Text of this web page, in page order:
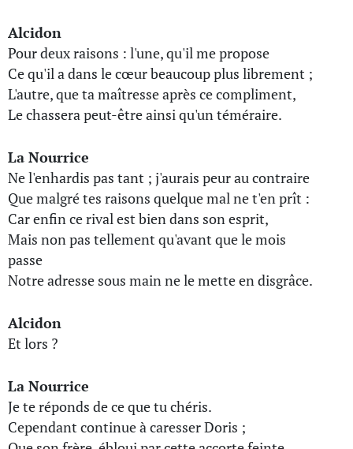
Alcidon
Pour deux raisons : l'une, qu'il me propose
Ce qu'il a dans le cœur beaucoup plus librement ;
L'autre, que ta maîtresse après ce compliment,
Le chassera peut-être ainsi qu'un téméraire.
La Nourrice
Ne l'enhardis pas tant ; j'aurais peur au contraire
Que malgré tes raisons quelque mal ne t'en prît :
Car enfin ce rival est bien dans son esprit,
Mais non pas tellement qu'avant que le mois
passe
Notre adresse sous main ne le mette en disgrâce.
Alcidon
Et lors ?
La Nourrice
Je te réponds de ce que tu chéris.
Cependant continue à caresser Doris ;